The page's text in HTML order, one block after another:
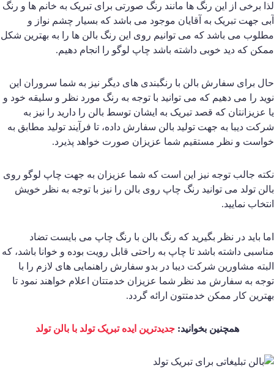
برخی از این رنگ ها مانند رنگ صورتی برای تبریک به خانم ها و رنگ
جهت تبریک به آقایان موجود می باشد که بسیار چشم نواز و
می باشد که می توانیم روی این رنگ بالن ها را به بهترین شکل
که دید خوبی داشته باشد چاپ لوگو را انجام دهیم.
برای سفارش بالن با رنگبندی های دیگر نیز به شما سروران این
را می دهیم که می توانید با توجه به رنگ مورد نظر و سلیقه خود و
عزیزانتان که قصد تبریک به ایشان توسط بالن را دارید را نیز به
دیبا به جهت تولید بالن سفارش داده، تا فرآیند تولید مطابق به
و نظر مستقیم شما عزیزان صورت خواهد پذیرد.
جالب توجه نیز این است که شما عزیزان به جهت چاپ لوگو روی
تولد می توانید رنگ چاپ روی بالن را نیز با توجه به نظر خویش
نمایید.
باید در نظر بگیرید که رنگ بالن با رنگ چاپ می بایست تضاد
داشته باشد تا چاپ به راحتی قابل رویت بوده و خوانا باشد، که
مشاورین شرکت دیبا در بدو سفارش راهنمایی های لازم را با
به سفارش مد نظر شما عزیزان خدمتتان اعلام خواهند نمود تا
کار ممکن خدمتتون ارائه گردد.
همچنین بخوانید: جدیدترین ایده تبریک تولد با بالن تولد